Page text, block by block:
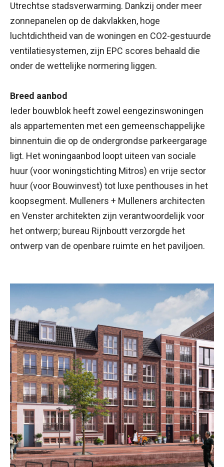
Utrechtse stadsverwarming. Dankzij onder meer
zonnepanelen op de dakvlakken, hoge
luchtdichtheid van de woningen en CO2-gestuurde
ventilatiesystemen, zijn EPC scores behaald die
onder de wettelijke normering liggen.
Breed aanbod
Ieder bouwblok heeft zowel eengezinswoningen
als appartementen met een gemeenschappelijke
binnentuin die op de ondergrondse parkeergarage
ligt. Het woningaanbod loopt uiteen van sociale
huur (voor woningstichting Mitros) en vrije sector
huur (voor Bouwinvest) tot luxe penthouses in het
koopsegment. Mulleners + Mulleners architecten
en Venster architekten zijn verantwoordelijk voor
het ontwerp; bureau Rijnboutt verzorgde het
ontwerp van de openbare ruimte en het paviljoen.